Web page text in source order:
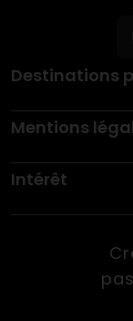
Destinations
Mentions
Intérêt